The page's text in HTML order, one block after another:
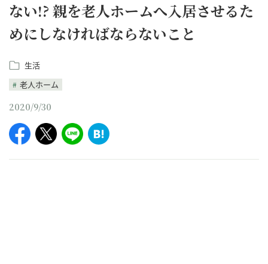
ない!? 親を老人ホームへ入居させるた
めにしなければならないこと
生活
老人ホーム
2020/9/30